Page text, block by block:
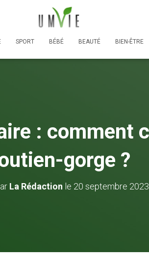
SPORT BÉBÉ BEAUTÉ BIEN-ÊTRE
: comment
gorge ?
La Rédaction le 20 septembre 2023